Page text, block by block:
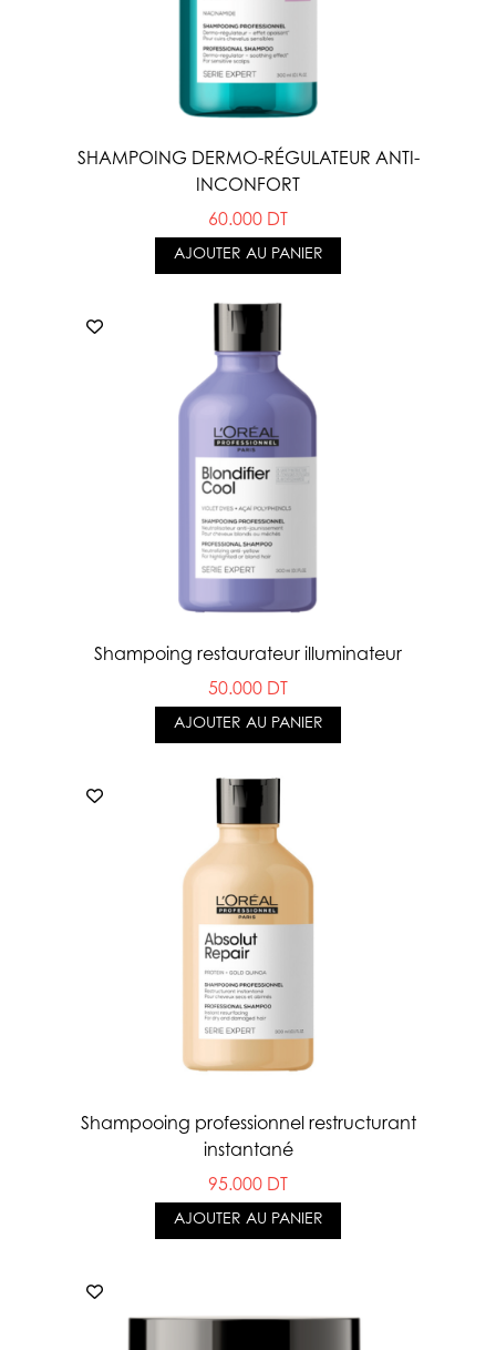
SHAMPOING DERMO-RÉGULATEUR ANTI-
INCONFORT
60.000 DT
AJOUTER AU PANIER
Shampoing restaurateur illuminateur
50.000 DT
AJOUTER AU PANIER
Shampooing professionnel restructurant
instantané
95.000 DT
AJOUTER AU PANIER